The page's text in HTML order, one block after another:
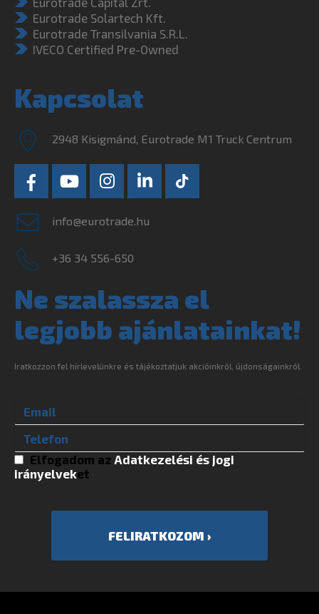
Eurotrade Solartech Kft.
Eurotrade Transilvania S.R.L.
IVECO Certified Pre-Owned
Kapcsolat
2948 Kisigmánd, Eurotrade M1 Truck Centrum
info@eurotrade.hu
+36 34 556-650
Ne szalassza el
legjobb ajánlatainkat!
Iratkozzon fel hírlevelünkre és tájékoztatjuk akcióinkról, újdonságainkról.
Elfogadom az Adatkezelési és jogi
irányelveket